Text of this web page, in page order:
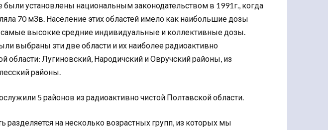
были установлены национальным законодательством в 1991г., когда
70 мЗв. Население этих областей имело как наибольшие дозы
высокие средние индивидуальные и коллективные дозы.
выбраны эти две области и их наиболее радиоактивно
области: Лугиновский, Народичский и Овручский районы, из
районы.
5 районов из радиоактивно чистой Полтавской области.
разделяется на несколько возрастных групп, из которых мы